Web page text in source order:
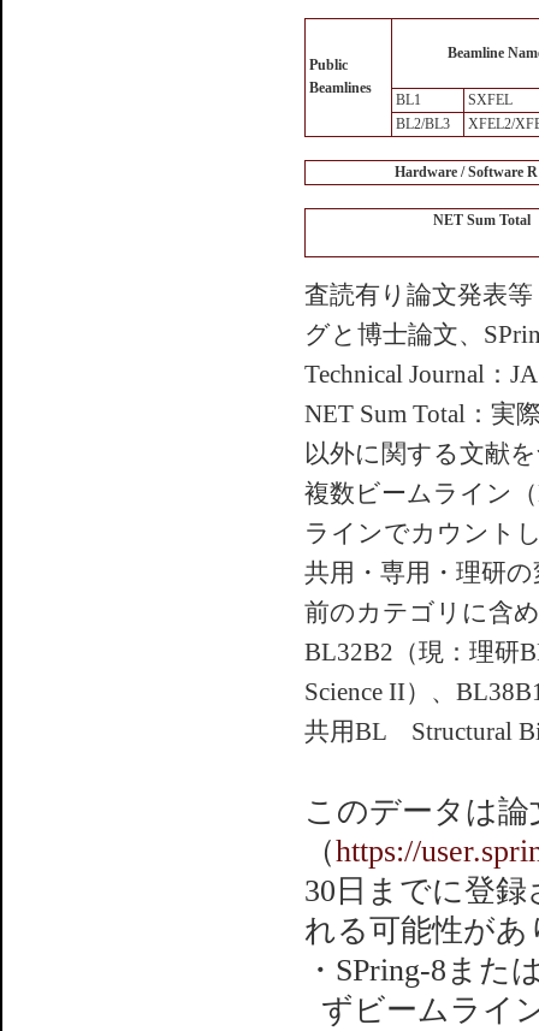
Public
Beamlines
Beamline
BL1
SXFEL
BL2/BL3
XFEL2/
Hardware / Software
NET Sum Total
査読有り論文発表
グと博士論文、
Technical Journal：
NET Sum Total：実
以外に関する文献
複数ビームライン
ラインでカウント
共用・専用・理研
前のカテゴリに含
BL32B2（現：理研
Science II）、
共用BL Structural
このデータは
（https://
30日までに登
れる可能性があ
・SPring-8ま
ずビームライ